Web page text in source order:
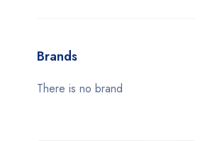
Brands
There is no brand